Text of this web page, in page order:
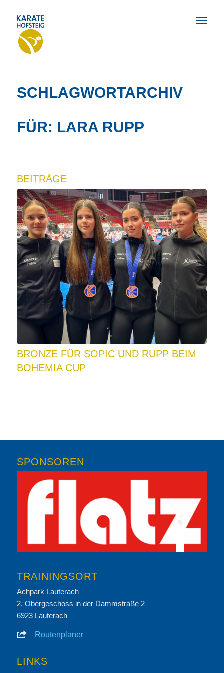
SCHLAGWORTARCHIV
FÜR: LARA RUPP
BEITRÄGE
BRONZE FÜR SOPIC UND RUPP BEIM
BOHEMIA CUP
SPONSOREN
TRAININGSORT
Achpark Lauterach
2. Obergeschoss in der Dammstraße 2
6923 Lauterach
Routenplaner
LINKS